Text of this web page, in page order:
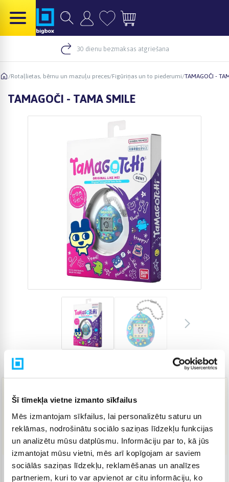
Šī tīmekļa vietne izmanto sīkfailus
Mēs izmantojam sīkfailus, lai personalizētu saturu un
reklāmas, nodrošinātu sociālo saziņas līdzekļu funkcijas
un analizētu mūsu datplūsmu. Informāciju par to, kā jūs
izmantojat mūsu vietni, mēs arī kopīgojam ar saviem
sociālās saziņas līdzekļu, reklamēšanas un analīzes
partneriem, kuri to var apvienot ar citu informāciju, ko
30 dienu bezmaksas atgriešana
/Rotaļlietas, bērnu un mazuļu preces/Figūriņas un to piederumi/TAMAGOČI -
TAMAGOČI - TAMA SMILE
Preces kods 4780434
23,09 €
Piegāde: 7-12 d.d.